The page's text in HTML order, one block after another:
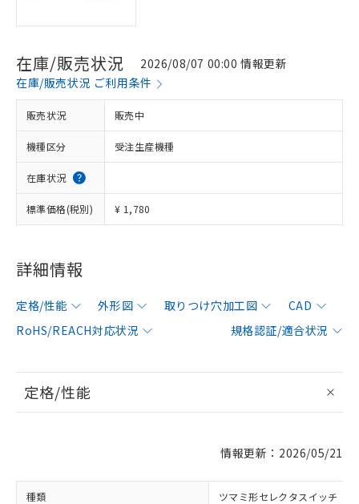
在庫/販売状況
2026/08/07 00:00 情報更新
在庫/販売状況 ご利用条件
販売状況 販売中
機種区分 受注生産機種
在庫状況
標準価格(税別) ¥ 1,780
詳細情報
定格/性能 外形図 取りつけ穴加工図
CAD
RoHS/REACH対応状況
規格認証/適合状況
定格/性能
情報更新：2026/05/21
種類 ツマミ形セレクタスイッチ